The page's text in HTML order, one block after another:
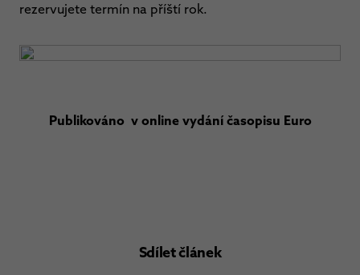
rezervujete termín na příští rok.
Publikováno v online vydání časopisu Euro
Sdílet článek